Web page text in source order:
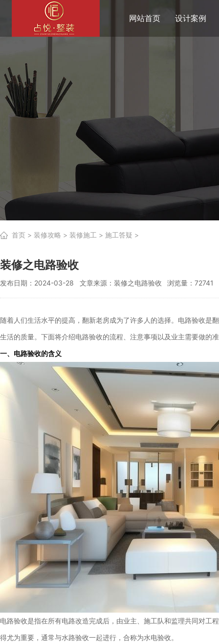
网站首页 设计案例
首页 > 装修攻略 > 装修施工 > 施工答疑 >
装修之电路验收
发布日期：2024-03-28 文章来源：装修之电路验收 浏览量：72741
随着人们生活水平的提高，翻新老房成为了许多人的选择。电路验收是
生活的质量。下面将介绍电路验收的流程、注意事项以及业主需要做的
一、电路验收的含义
电路验收是指在所有电路改造完成后，由业主、施工队和监理共同对
得尤为重要，通常与水路验收一起进行，合称为水电验收。